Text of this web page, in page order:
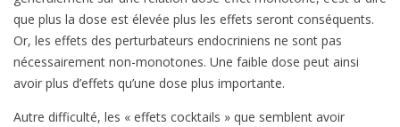
que plus la dose est élevée plus les effets seront conséquents.
Or, les effets des perturbateurs endocriniens ne sont pas
nécessairement non-monotones. Une faible dose peut ainsi
avoir plus d’effets qu’une dose plus importante.
Autre difficulté, les « effets cocktails » que semblent avoir